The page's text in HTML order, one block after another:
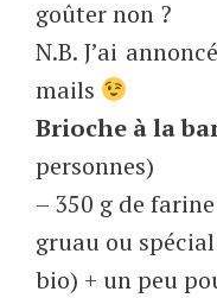
goûter non ?
N.B. J’ai
mails
Brioche à la
personnes)
– 350 g de
gruau ou
bio) + un peu